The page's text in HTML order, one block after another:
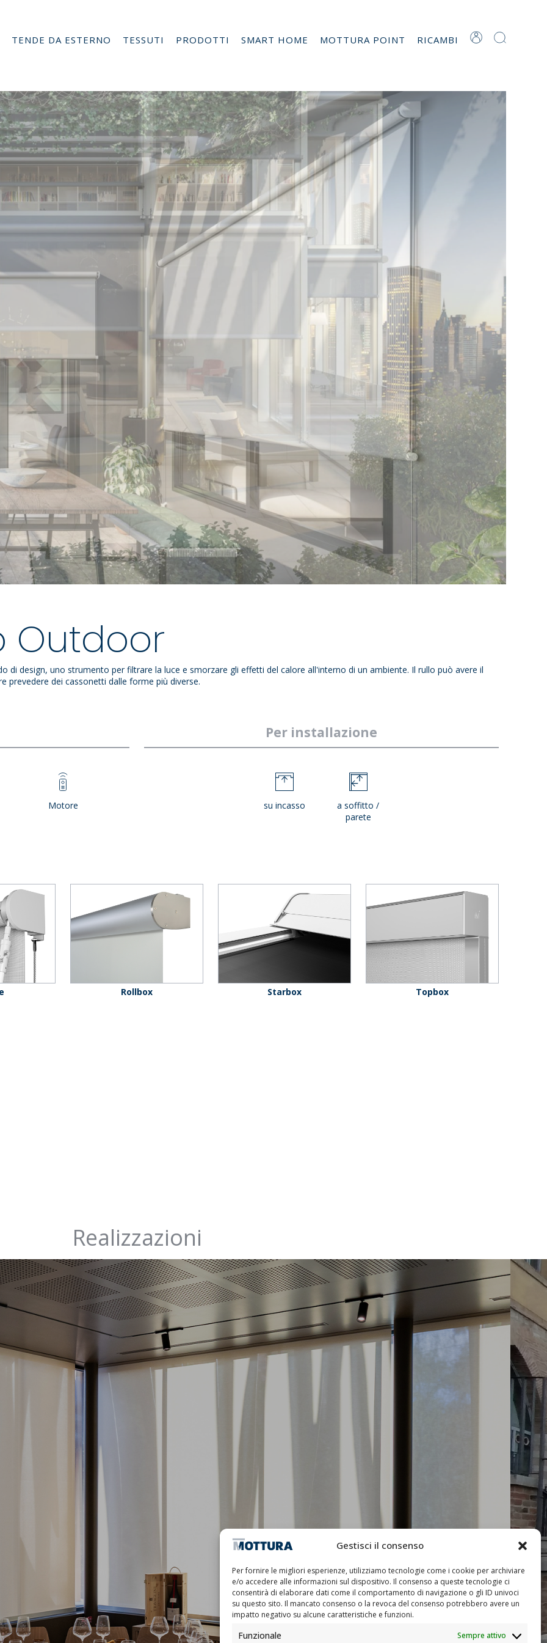
Gestisci il consenso
Per fornire le migliori esperienze, utilizziamo tecnologie come i cookie per archiviare
e/o accedere alle informazioni sul dispositivo. Il consenso a queste tecnologie ci
consentirà di elaborare dati come il comportamento di navigazione o gli ID univoci
su questo sito. Il mancato consenso o la revoca del consenso potrebbero avere un
impatto negativo su alcune caratteristiche e funzioni.
Funzionale Sempre attivo
TENDE DA ESTERNO TESSUTI PRODOTTI SMART HOME MOTTURA POINT RICAMBI
Outdoor
di design, uno strumento per filtrare la luce e smorzare gli effetti del calore all'interno di un ambiente. Il rullo può avere il
prevedere dei cassonetti dalle forme più diverse.
Per installazione
Motore su incasso
a soffitto /
parete
Rollbox Starbox Topbox
Realizzazioni